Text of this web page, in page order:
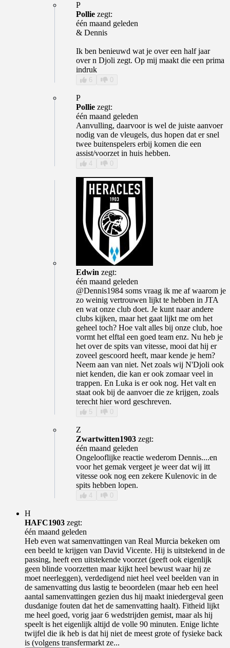
P
Pollie zegt:
één maand geleden
& Dennis
Ik ben benieuwd wat je over een half jaar
over n Djoli zegt. Op mij maakt die een prima
indruk
6 0
P
Pollie zegt:
één maand geleden
Aanvulling, daarvoor is wel de juiste aanvoer
nodig van de vleugels, dus hopen dat er snel
twee buitenspelers erbij komen die een
assist/voorzet in huis hebben.
4 0
Edwin zegt:
één maand geleden
@Dennis1984 soms vraag ik me af waarom je
zo weinig vertrouwen lijkt te hebben in JTA
en wat onze club doet. Je kunt naar andere
clubs kijken, maar het gaat lijkt me om het
geheel toch? Hoe valt alles bij onze club, hoe
vormt het elftal een goed team enz. Nu heb je
het over de spits van vitesse, mooi dat hij er
zoveel gescoord heeft, maar kende je hem?
Neem aan van niet. Net zoals wij N'Djoli ook
niet kenden, die kan er ook zomaar veel in
trappen. En Luka is er ook nog. Het valt en
staat ook bij de aanvoer die ze krijgen, zoals
terecht hier word geschreven.
5 0
Z
Zwartwitten1903 zegt:
één maand geleden
Ongelooflijke reactie wederom Dennis....en
voor het gemak vergeet je weer dat wij itt
vitesse ook nog een zekere Kulenovic in de
spits hebben lopen.
4 0
H
HAFC1903 zegt:
één maand geleden
Heb even wat samenvattingen van Real Murcia bekeken om
een beeld te krijgen van David Vicente. Hij is uitstekend in de
passing, heeft een uitstekende voorzet (geeft ook eigenlijk
geen blinde voorzetten maar kijkt heel bewust waar hij ze
moet neerleggen), verdedigend niet heel veel beelden van in
de samenvatting dus lastig te beoordelen (maar heb een heel
aantal samenvattingen gezien dus hij maakt iniedergeval geen
dusdanige fouten dat het de samenvatting haalt). Fitheid lijkt
me heel goed, vorig jaar 6 wedstrijden gemist, maar als hij
speelt is het eigenlijk altijd de volle 90 minuten. Enige lichte
twijfel die ik heb is dat hij niet de meest grote of fysieke back
is (volgens transfermarkt ze...